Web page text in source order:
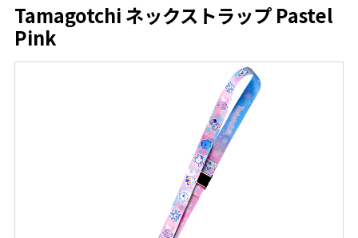
Tamagotchi ネックストラップ Pastel
Pink